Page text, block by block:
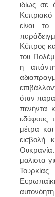
ιδίως σε
είναι
Κύπρος
του
η
όταν
πενήντα
εδάφους
μέτρα
εισβολή
μάλιστα